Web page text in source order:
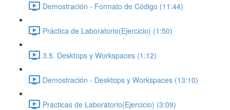
Demostración - Formato de Código (11:44)
Práctica de Laboratorio(Ejercicio) (1:50)
3.5. Desktops y Workspaces (1:12)
Demostración - Desktops y Workspaces (13:10)
Prácticas de Laboratorio(Ejercicio) (3:09)